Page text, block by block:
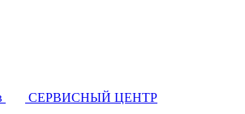
СЕРВИСНЫЙ ЦЕНТР